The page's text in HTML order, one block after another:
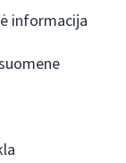
informacija